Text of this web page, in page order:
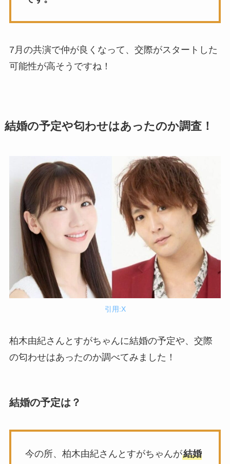
7月の共演で仲が良くなって、交際がスタートした
可能性が高そうですね！
結婚の予定や匂わせはあったのか調査！
引用:X
柏木由紀さんとすがちゃんに結婚の予定や、交際
の匂わせはあったのか調べてみました！
結婚の予定は？
今の所、柏木由紀さんとすがちゃんが結婚